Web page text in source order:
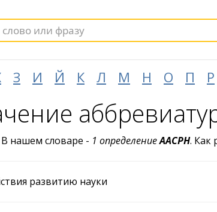
З И Й К Л М Н О П Р
В нашем словаре - 1 определениеААСРН. Как
развитию науки